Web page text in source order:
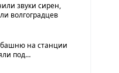
звуки сирен,
волгоградцев
на станции
под
охрану